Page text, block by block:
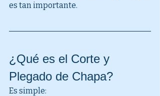
es tan importante.
¿Qué es el Corte y
Plegado de Chapa?
Es simple: